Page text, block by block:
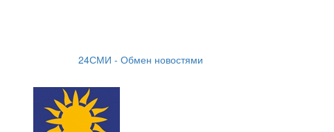
24СМИ - Обмен новостями